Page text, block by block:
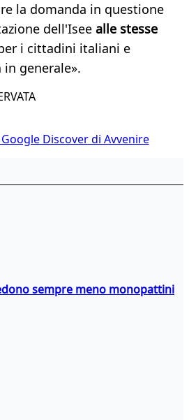
la domanda in questione
dell'Isee alle stesse
i cittadini italiani e
generale».
Discover di Avvenire
sempre meno monopattini